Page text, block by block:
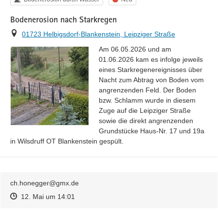
Bodenerosion nach Starkregen
Ort
01723 Helbigsdorf-Blankenstein, Leipziger Straße
Am 06.05.2026 und am
01.06.2026 kam es infolge jeweils
eines Starkregenereignisses über
Nacht zum Abtrag von Boden vom
angrenzenden Feld. Der Boden
bzw. Schlamm wurde in diesem
Zuge auf die Leipziger Straße
sowie die direkt angrenzenden
Grundstücke Haus-Nr. 17 und 19a
in Wilsdruff OT Blankenstein gespült.
ch.honegger@gmx.de
Zeitpunkt des Erstellens
Zeitpunkt des Erstellens
12. Mai um 14:01